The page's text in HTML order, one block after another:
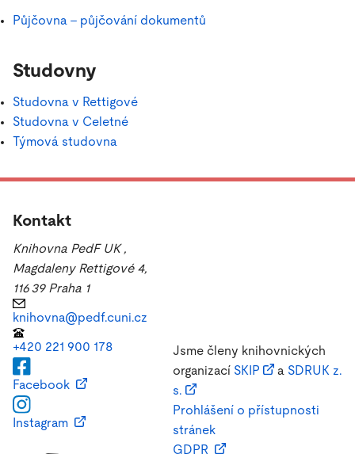
Půjčovna – půjčování dokumentů
Studovny
Studovna v Rettigové
Studovna v Celetné
Týmová studovna
Kontakt
Knihovna PedF UK,
Magdaleny Rettigové 4,
116 39 Praha 1
knihovna@pedf.cuni.cz
+420 221 900 178
Facebook
Instagram
Jsme členy knihovnických
organizací SKIP a SDRUK z.
s.
Prohlášení o přístupnosti
stránek
GDPR